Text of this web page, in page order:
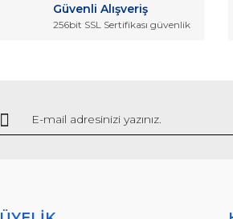
Güvenli Alışveriş
256bit SSL Sertifikası güvenlik